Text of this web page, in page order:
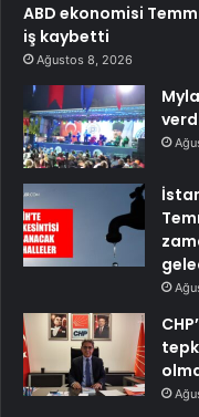
ABD ekonomisi
iş kaybetti
Ağustos 8, 2026